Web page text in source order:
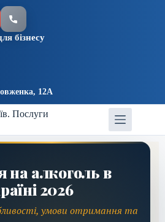
бізнесу
12А
Послуги
на алкоголь в
2026
умови отримання та